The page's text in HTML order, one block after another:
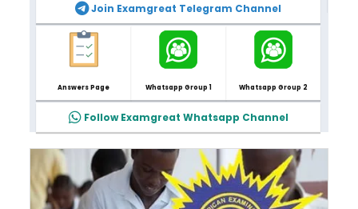
Join Examgreat Telegram Channel
Answers Page Whatsapp Group 1 Whatsapp Group 2
Follow Examgreat Whatsapp Channel